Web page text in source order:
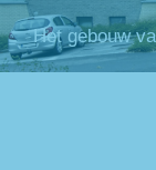
Het gebouw